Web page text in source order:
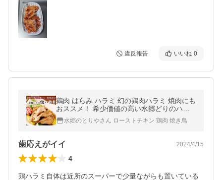
違反報告 いいね 0
鶏肉 はらみ ハラミ 幻の鶏肉ハラミ 焼肉にも
おススメ！ 希少価値の高い水郷どりのハラ
ミ 200g
水郷のとりやさん ローストチキン 鶏肉 焼き鳥
歯応えがイイ 2024/4/15
4
鶏ハラミ自体は近所のスーパーで少量ながらも置いている